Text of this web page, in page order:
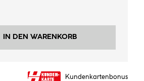
IN DEN WARENKORB
Kundenkartenbonus